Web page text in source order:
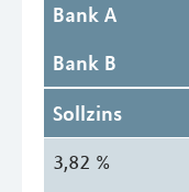
Bank A
Bank B
Sollzins
3,82 %